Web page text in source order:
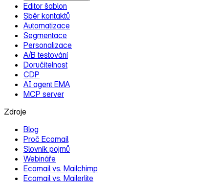
Editor šablon
Sběr kontaktů
Automatizace
Segmentace
Personalizace
A/B testování
Doručitelnost
CDP
AI agent EMA
MCP server
Zdroje
Blog
Proč Ecomail
Slovník pojmů
Webináře
Ecomail vs. Mailchimp
Ecomail vs. Mailerlite